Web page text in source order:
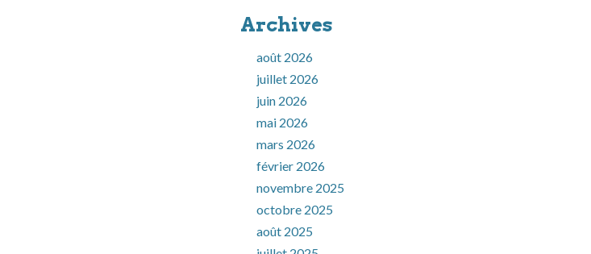
Archives
août 2026
juillet 2026
juin 2026
mai 2026
mars 2026
février 2026
novembre 2025
octobre 2025
août 2025